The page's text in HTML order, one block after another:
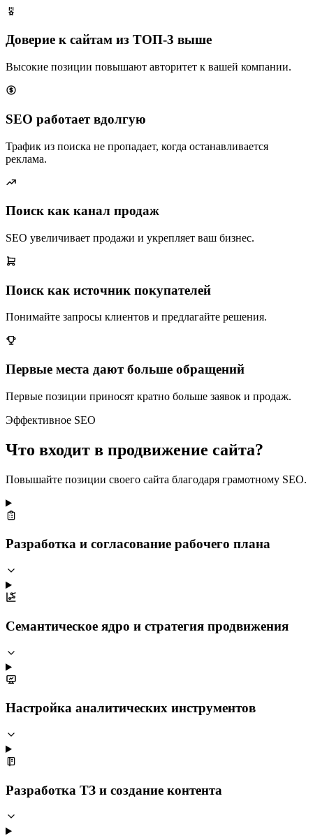
Доверие к сайтам из ТОП-3 выше
Высокие позиции повышают авторитет к вашей компании.
SEO работает вдолгую
Трафик из поиска не пропадает, когда останавливается
реклама.
Поиск как канал продаж
SEO увеличивает продажи и укрепляет ваш бизнес.
Поиск как источник покупателей
Понимайте запросы клиентов и предлагайте решения.
Первые места дают больше обращений
Первые позиции приносят кратно больше заявок и продаж.
Эффективное SEO
Что входит в продвижение сайта?
Повышайте позиции своего сайта благодаря грамотному SEO.
Разработка и согласование рабочего плана
Семантическое ядро и стратегия продвижения
Настройка аналитических инструментов
Разработка ТЗ и создание контента